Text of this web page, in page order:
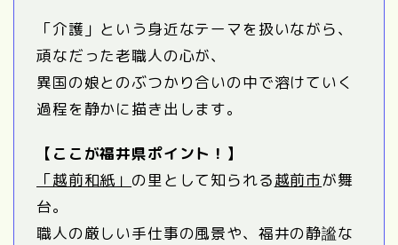
「介護」という身近なテーマを扱いながら、
頑なだった老職人の心が、
異国の娘とのぶつかり合いの中で溶けていく
過程を静かに描き出します。
【ここが福井県ポイント！】
「越前和紙」 の里として知られる越前市が舞
台。
職人の厳しい手仕事の風景や、福井の静謐な